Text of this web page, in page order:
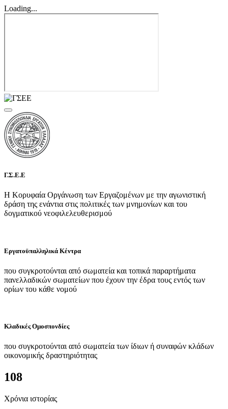
Loading...
Γ.Σ.Ε.Ε
Η Κορυφαία Οργάνωση των Εργαζομένων με την αγωνιστική
δράση της ενάντια στις πολιτικές των μνημονίων και του
δογματικού νεοφιλελευθερισμού
Εργατοϋπαλληλικά Κέντρα
που συγκροτούνται από σωματεία και τοπικά παραρτήματα
πανελλαδικών σωματείων που έχουν την έδρα τους εντός των
ορίων του κάθε νομού
Κλαδικές Ομοσπονδίες
που συγκροτούνται από σωματεία των ίδιων ή συναφών κλάδων
οικονομικής δραστηριότητας
108
Χρόνια ιστορίας